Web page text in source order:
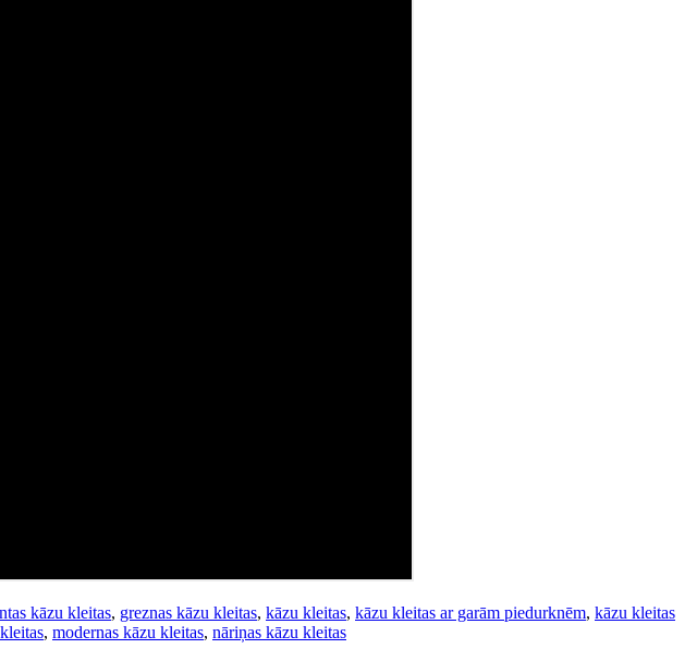
kāzu kleitas, greznas kāzu kleitas, kāzu kleitas, kāzu kleitas ar garām piedurknēm, kāzu kleitas
, modernas kāzu kleitas, nāriņas kāzu kleitas